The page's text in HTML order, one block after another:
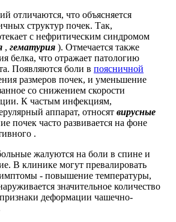
отличаются, что объясняется
структур почек. Так,
с нефритическим синдромом
, гематурия ). Отмечается также
белка, что отражает патологию
Появляются боли в поясничной
размеров почек, и уменьшение
со снижением скорости
К частым инфекциям,
аппарат, относят вирусные
почек часто развивается на фоне
.
жалуются на боли в спине и
В клинике могут превалировать
- повышение температуры,
значительное количество
деформации чашечно-